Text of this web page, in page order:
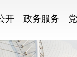
开 政务服务